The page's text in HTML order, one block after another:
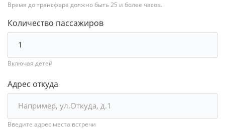
Время до трансфера должно быть 25 и более часов.
Количество пассажиров
Включая детей
Адрес откуда
Введите адрес места встречи